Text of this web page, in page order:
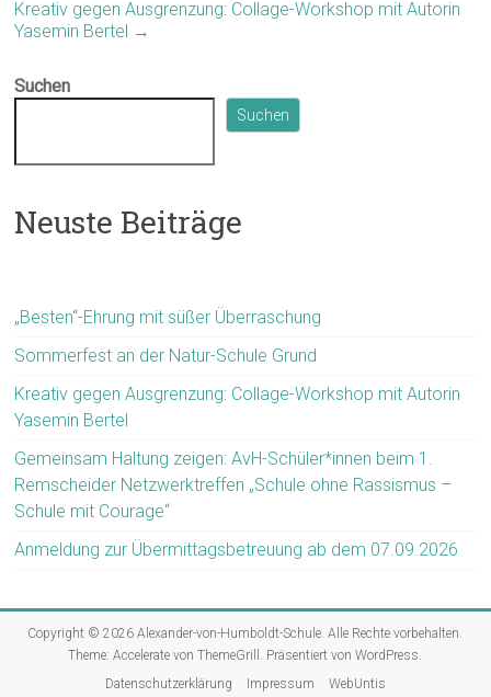
Kreativ gegen Ausgrenzung: Collage-Workshop mit Autorin
Yasemin Bertel →
Suchen
Suchen
Neuste Beiträge
„Besten“-Ehrung mit süßer Überraschung
Sommerfest an der Natur-Schule Grund
Kreativ gegen Ausgrenzung: Collage-Workshop mit Autorin
Yasemin Bertel
Gemeinsam Haltung zeigen: AvH-Schüler*innen beim 1.
Remscheider Netzwerktreffen „Schule ohne Rassismus –
Schule mit Courage“
Anmeldung zur Übermittagsbetreuung ab dem 07.09.2026
Copyright © 2026Alexander-von-Humboldt-Schule. Alle Rechte vorbehalten.
Theme:Accelerate von ThemeGrill. Präsentiert vonWordPress.
Datenschutzerklärung
Impressum WebUntis